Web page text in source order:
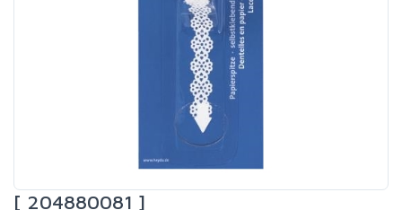
[ 204880081 ]